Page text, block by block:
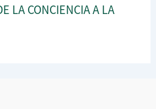
LA CONCIENCIA A LA